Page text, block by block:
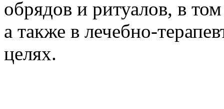
обрядов и ритуалов, в
а также в лечебно-
целях.